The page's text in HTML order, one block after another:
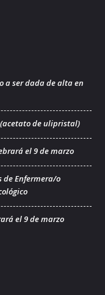
a ser dada de alta en
de ulipristal)
el 9 de marzo
de Enfermera/o
el 9 de marzo